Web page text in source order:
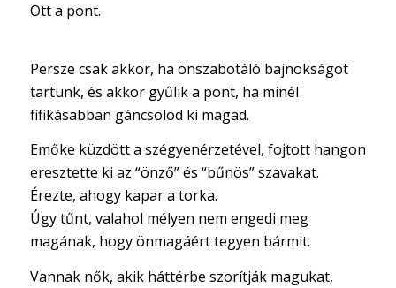
Ott a pont.
Persze csak akkor, ha önszabotáló bajnokságot
tartunk, és akkor gyűlik a pont, ha minél
fifikásabban gáncsolod ki magad.
Emőke küzdött a szégyenérzetével, fojtott hangon
eresztette ki az “önző” és “bűnös” szavakat.
Érezte, ahogy kapar a torka.
Úgy tűnt, valahol mélyen nem engedi meg
magának, hogy önmagáért tegyen bármit.
Vannak nők, akik háttérbe szorítják magukat,